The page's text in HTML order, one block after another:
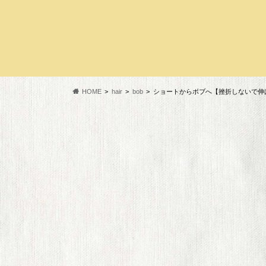
HOME hair bob ショートからボブへ【挫折しないで